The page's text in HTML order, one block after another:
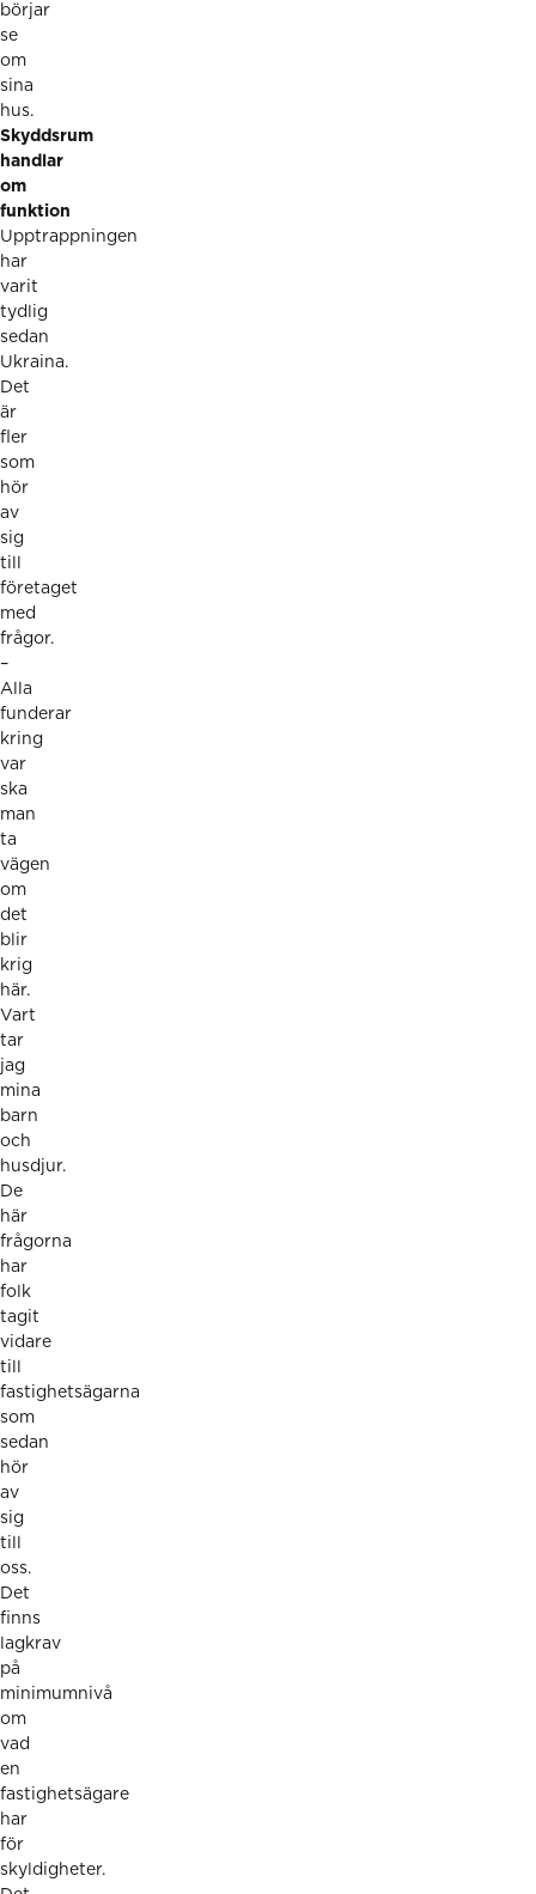
börjar
se
om
sina
hus.
Skyddsrum
handlar
om
funktion
Upptrappningen
har
varit
tydlig
sedan
Ukraina.
Det
är
fler
som
hör
av
sig
till
företaget
med
frågor.
–
Alla
funderar
kring
var
ska
man
ta
vägen
om
det
blir
krig
här.
Vart
tar
jag
mina
barn
och
husdjur.
De
här
frågorna
har
folk
tagit
vidare
till
fastighetsägarna
som
sedan
hör
av
sig
till
oss.
Det
finns
lagkrav
på
minimumnivå
om
vad
en
fastighetsägare
har
för
skyldigheter.